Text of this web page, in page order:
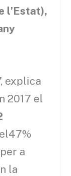
l’Estat),
explica
2017 el
a
la